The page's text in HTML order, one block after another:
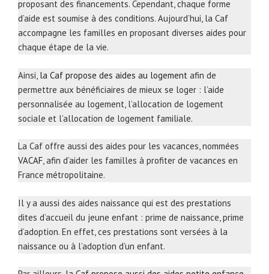
proposant des financements. Cependant, chaque forme
d’aide est soumise à des conditions. Aujourd’hui, la Caf
accompagne les familles en proposant diverses aides pour
chaque étape de la vie.
Ainsi, la Caf propose des aides au logement afin de
permettre aux bénéficiaires de mieux se loger : l’aide
personnalisée au logement, l’allocation de logement
sociale et l’allocation de logement familiale.
La Caf offre aussi des aides pour les vacances, nommées
VACAF, afin d’aider les familles à profiter de vacances en
France métropolitaine.
Il y a aussi des aides naissance qui est des prestations
dites d’accueil du jeune enfant : prime de naissance, prime
d’adoption. En effet, ces prestations sont versées à la
naissance ou à l’adoption d’un enfant.